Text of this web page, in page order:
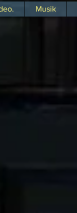
Musik